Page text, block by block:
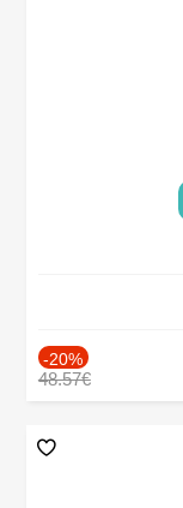
-20%
48.57€